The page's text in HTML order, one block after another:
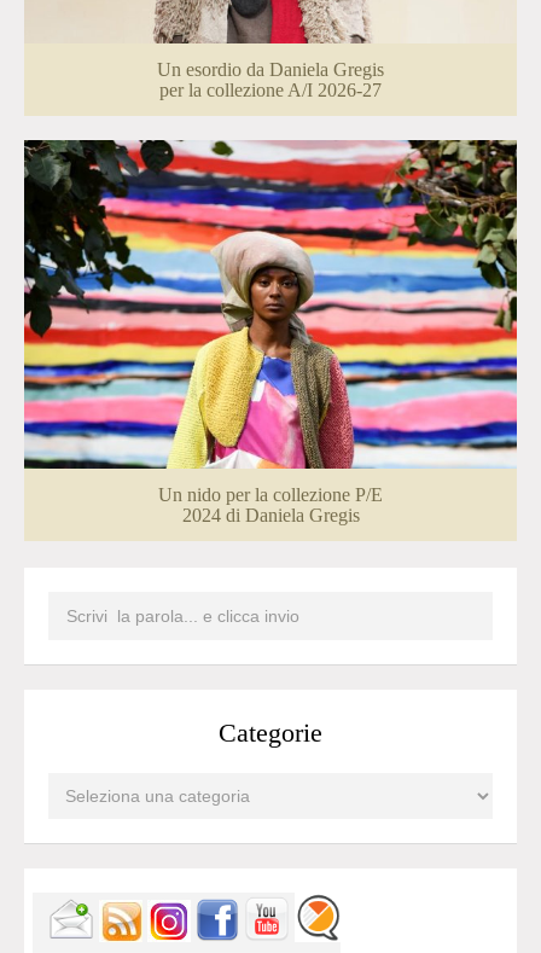
Un esordio da Daniela Gregis
per la collezione A/I 2026-27
Un nido per la collezione P/E
2024 di Daniela Gregis
Categorie